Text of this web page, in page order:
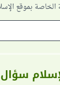
الخاصة بموقع